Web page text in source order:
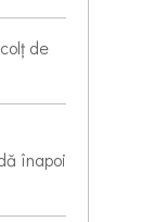
de
înapoi